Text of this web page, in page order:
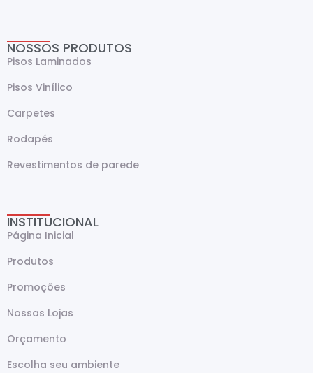
NOSSOS PRODUTOS
Pisos Laminados
Pisos Vinílico
Carpetes
Rodapés
Revestimentos de parede
INSTITUCIONAL
Página Inicial
Produtos
Promoções
Nossas Lojas
Orçamento
Escolha seu ambiente